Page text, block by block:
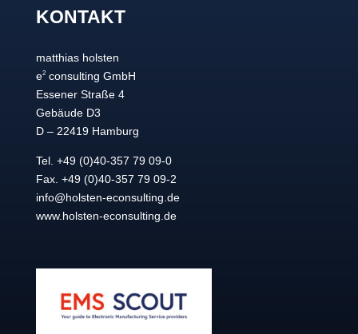
KONTAKT
matthias holsten
e2consulting GmbH
Essener Straße 4
Gebäude D3
D – 22419 Hamburg
Tel. +49 (0)40-357 79 09-0
Fax. +49 (0)40-357 79 09-2
info@holsten-econsulting.de
www.holsten-econsulting.de